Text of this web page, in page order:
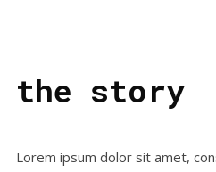
the story
Lorem ipsum dolor sit amet,